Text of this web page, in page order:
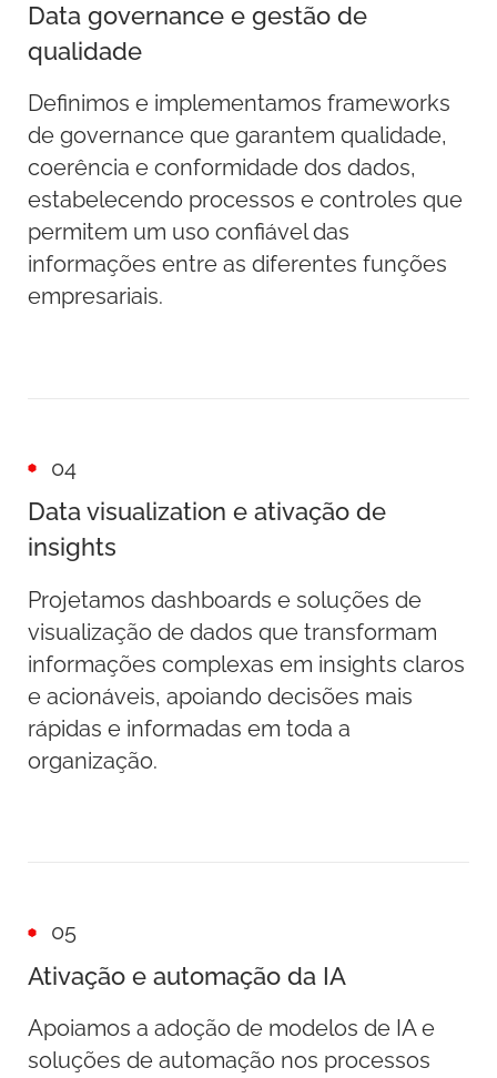
Data governance e gestão de
qualidade
Definimos e implementamos frameworks
de governance que garantem qualidade,
coerência e conformidade dos dados,
estabelecendo processos e controles que
permitem um uso confiável das
informações entre as diferentes funções
empresariais.
04
Data visualization e ativação de
insights
Projetamos dashboards e soluções de
visualização de dados que transformam
informações complexas em insights claros
e acionáveis, apoiando decisões mais
rápidas e informadas em toda a
organização.
05
Ativação e automação da IA
Apoiamos a adoção de modelos de IA e
soluções de automação nos processos